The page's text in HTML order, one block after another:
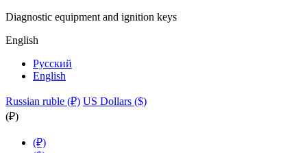
Diagnostic equipment and ignition keys
English
Русский
English
Russian ruble (₽) US Dollars ($)
(₽)
(₽)